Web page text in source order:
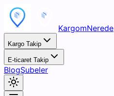
KargomNerede
Kargo Takip
E-ticaret Takip
BlogŞubeler